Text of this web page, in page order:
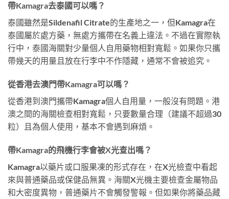
帶Kamagra去泰國可以嗎？
泰國雖然是Sildenafil Citrate的生產地之一，但Kamagra在
泰國屬於處方藥，無處方攜帶在名義上違法。不過在實際執
行中，泰國海關對少量個人自用藥物相對寬鬆。如果你只攜
帶幾天的用量且放在行李中不作隱藏，通常不會被追究。
從香港去澳門帶Kamagra可以嗎？
從香港到澳門攜帶Kamagra個人自用量，一般沒有問題。港
澳之間的海關檢查相對寬鬆，只要數量合理（建議不超過30
粒）且為個人使用，基本不會遇到麻煩。
帶Kamagra的飛機行李會被X光查出嗎？
Kamagra以藥片或口服果凍的形式存在，在X光檢查中看起
來與普通藥品或保健品無異。海關X光機主要檢查金屬物品
和大密度異物，普通藥片不會觸發警報。但如果你將藥品藏